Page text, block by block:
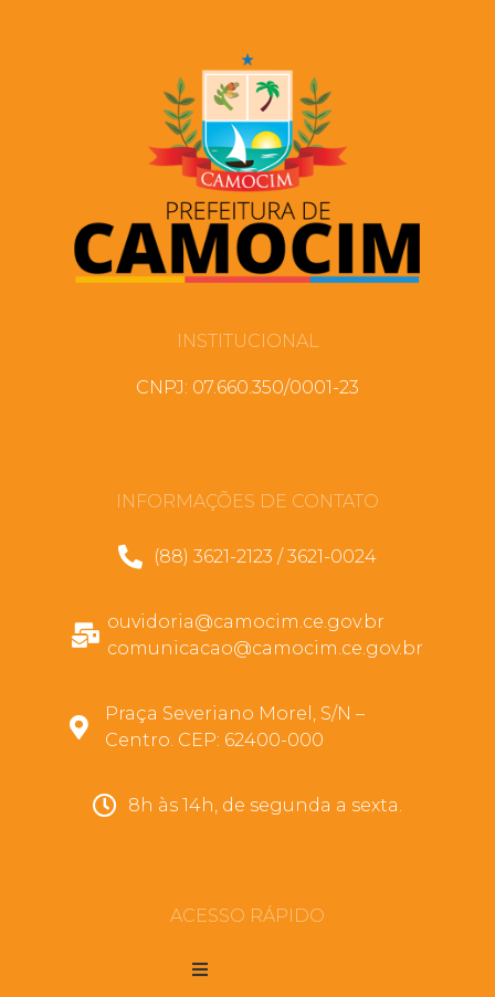
INSTITUCIONAL
CNPJ: 07.660.350/0001-23
INFORMAÇÕES DE CONTATO
(88) 3621-2123 / 3621-0024
ouvidoria@camocim.ce.gov.br
comunicacao@camocim.ce.gov.br
Praça Severiano Morel, S/N –
Centro. CEP: 62400-000
8h às 14h, de segunda a sexta.
ACESSO RÁPIDO